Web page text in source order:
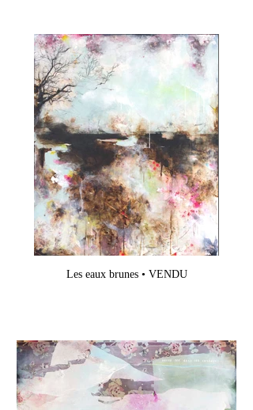
Les eaux brunes • VENDU